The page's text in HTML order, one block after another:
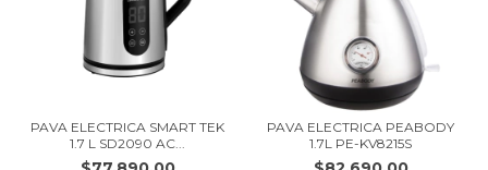
PAVA ELECTRICA SMART TEK
1.7 L SD2090 AC...
PAVA ELECTRICA PEABODY
1.7L PE-KV8215S